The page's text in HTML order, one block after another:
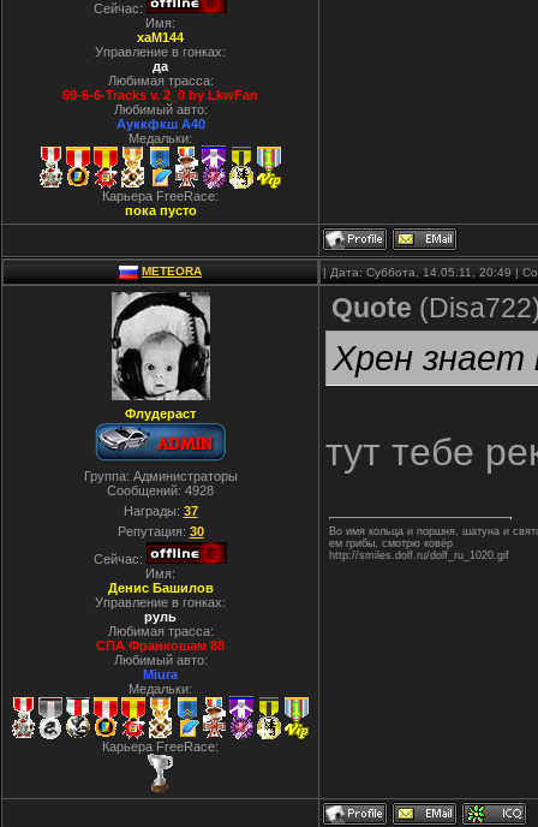
Сейчас:
Имя:
xaM144
Управление в гонках:
да
Любимая трасса:
69-6-6-Tracks v. 2_0 by LkwFan
Любимый авто:
Ауккфкш А40
Медальки:
Карьера FreeRace:
пока пусто
METEORA | Дата: Суббота, 14.05.11, 20:49 |
Флудераст
Группа: Администраторы
Сообщений: 4928
Награды: 37
Репутация: 30
Сейчас:
Имя:
Денис Башилов
Управление в гонках:
руль
Любимая трасса:
СПА Франкошам 88
Любимый авто:
Miura
Медальки:
Карьера FreeRace:
Quote (Disa722
Хрен
тут тебе
Во имя кольца и поршня, шатуна и
ем грибы, смотрю ковёр
http://smiles.dolf.ru/dolf_ru_1020.gif